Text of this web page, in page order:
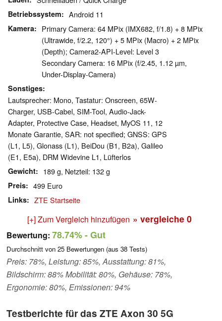
Betriebssystem Android 11
Kamera
Primary Camera: 64 MPix (IMX682, f/1.8) + 8 MPix
(Ultrawide, f/2.2, 120°) + 5 MPix (Macro) + 2 MPix
(Depth); Camera2-API-Level: Level 3
Secondary Camera: 16 MPix (f/2.45, 1.12 µm,
Under-Display-Camera)
Sonstiges
Lautsprecher: Mono, Tastatur: Onscreen, 65W-
Charger, USB-Cabel, SIM-Tool, Audio-Jack-
Adapter, Protective Case, Headset, MyOS 11, 12
Monate Garantie, SAR: not specified; GNSS: GPS
(L1, L5), Glonass (L1), BeiDou (B1, B2a), Galileo
(E1, E5a), DRM Widevine L1, Lüfterlos
Gewicht 189 g, Netzteil: 132 g
Preis 499 Euro
Links ZTE Startseite
[+] Zum Vergleich hinzufügen » vergleiche 0
Bewertung: 78.74%- Gut
Durchschnitt von 25 Bewertungen (aus 38 Tests)
Preis: 78%, Leistung: 85%, Ausstattung: 81%,
Bildschirm: 88% Mobilität: 80%, Gehäuse: 78%,
Ergonomie: 80%, Emissionen: 94%
Testberichte für das ZTE Axon 30 5G